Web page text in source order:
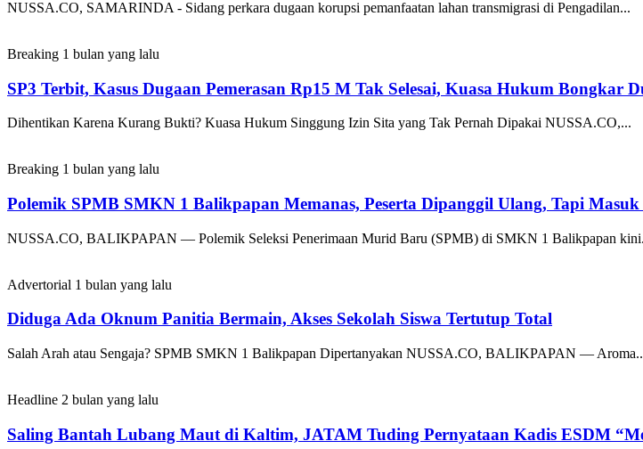
NUSSA.CO, SAMARINDA - Sidang perkara dugaan korupsi pemanfaatan lahan transmigrasi di Pengadilan...
Breaking 1 bulan yang lalu
SP3 Terbit, Kasus Dugaan Pemerasan Rp15 M Tak Selesai, Kuasa Hukum Bongkar
Dihentikan Karena Kurang Bukti? Kuasa Hukum Singgung Izin Sita yang Tak Pernah Dipakai NUSSA.CO,...
Breaking 1 bulan yang lalu
Polemik SPMB SMKN 1 Balikpapan Memanas, Peserta Dipanggil Ulang, Tapi
NUSSA.CO, BALIKPAPAN — Polemik Seleksi Penerimaan Murid Baru (SPMB) di SMKN 1 Balikpapan
Advertorial 1 bulan yang lalu
Diduga Ada Oknum Panitia Bermain, Akses Sekolah Siswa Tertutup Total
Salah Arah atau Sengaja? SPMB SMKN 1 Balikpapan Dipertanyakan NUSSA.CO, BALIKPAPAN —
Headline 2 bulan yang lalu
Saling Bantah Lubang Maut di Kaltim, JATAM Tuding Pernyataan Kadis ESDM